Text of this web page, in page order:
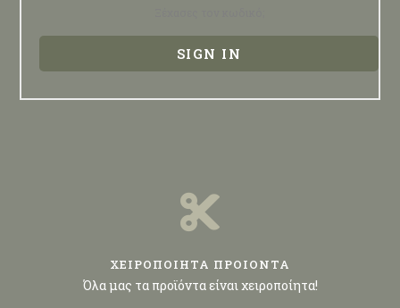
SIGN IN
ΧΕΙΡΟΠΟΙΗΤΑ ΠΡΟΙΟΝΤΑ
Όλα μας τα προϊόντα είναι χειροποίητα!